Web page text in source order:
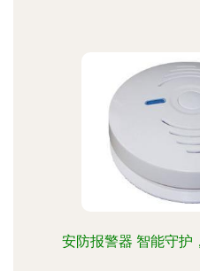
安防报警器 智能守护